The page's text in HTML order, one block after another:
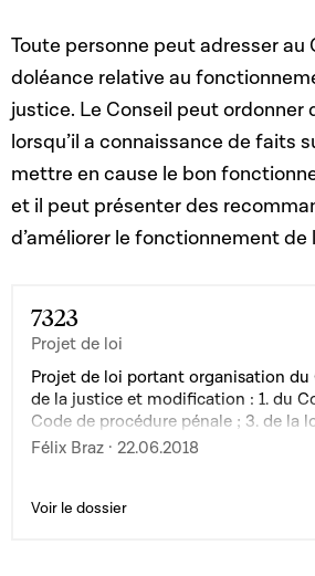
Toute personne peut adresser au
doléance relative au
justice. Le Conseil peut ordonner
lorsqu’il a connaissance de faits
mettre en cause le bon
et il peut présenter des
d’améliorer le fonctionnement de
7323
Projet de loi
Projet de loi portant organisation du
de la justice et modification : 1. du
Code de procédure pénale ; 3. de la
février 1885 sur les pourvois et la
portant organisation des juridictions
Félix Braz · 22.06.2018
Voir le dossier